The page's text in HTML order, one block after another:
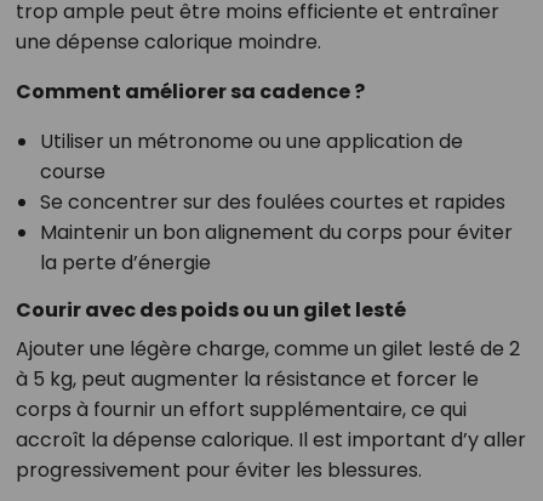
trop ample peut être moins efficiente et entraîner
une dépense calorique moindre.
Comment améliorer sa cadence ?
Utiliser un métronome ou une application de
course
Se concentrer sur des foulées courtes et rapides
Maintenir un bon alignement du corps pour éviter
la perte d’énergie
Courir avec des poids ou un gilet lesté
Ajouter une légère charge, comme un gilet lesté de 2
à 5 kg, peut augmenter la résistance et forcer le
corps à fournir un effort supplémentaire, ce qui
accroît la dépense calorique. Il est important d’y aller
progressivement pour éviter les blessures.